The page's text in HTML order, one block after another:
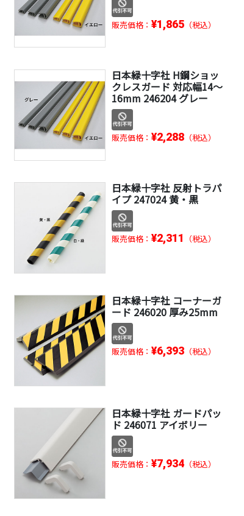
販売価格： ¥1,865（税込）
日本緑十字社 H鋼ショッ
クレスガード 対応幅14～
16mm 246204 グレー
販売価格： ¥2,288（税込）
日本緑十字社 反射トラパ
イプ 247024 黄・黒
販売価格： ¥2,311 （税込）
日本緑十字社 コーナーガ
ード 246020 厚み25mm
販売価格： ¥6,393（税込）
日本緑十字社 ガードパッ
ド 246071 アイボリー
販売価格： ¥7,934（税込）